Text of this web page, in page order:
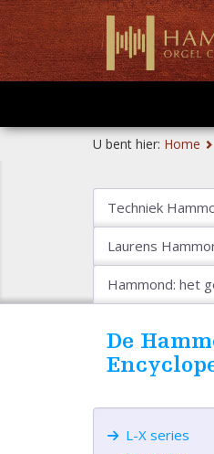
U bent hier: Home
Techniek
Laurens
Hammond: het
De
L-X series